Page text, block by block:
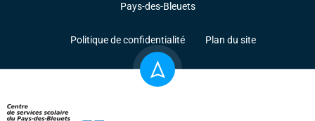
Pays-des-Bleuets
Politique de confidentialité Plan du site